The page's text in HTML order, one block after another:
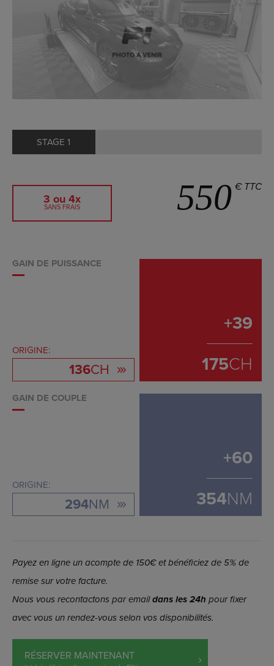
STAGE 1
3 ou 4x
SANS FRAIS 550 € TTC
GAIN DE PUISSANCE
ORIGINE:
136CH
+39
175CH
GAIN DE COUPLE
ORIGINE:
294NM
+60
354NM
Payez en ligne un acompte de 150€ et bénéficiez de 5% de
remise sur votre facture.
Nous vous recontactons par emaildans les 24h pour fixer
avec vous un rendez-vous selon vos disponibilités.
RÉSERVER MAINTENANT